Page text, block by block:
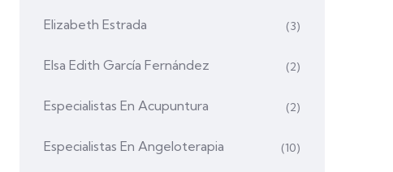
Elizabeth Estrada (3)
Elsa Edith García Fernández (2)
Especialistas En Acupuntura (2)
Especialistas En Angeloterapia (10)